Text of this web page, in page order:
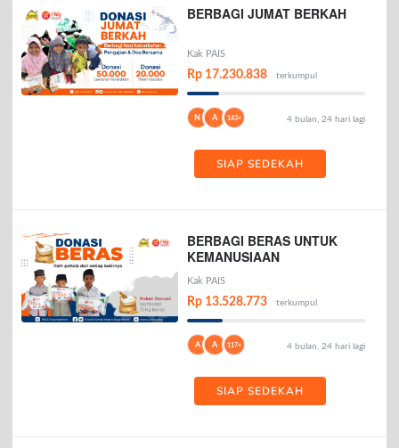
BERBAGI JUMAT BERKAH
Kak PAIS
Rp 17.230.838 terkumpul
N A 143+ 4 bulan, 24 hari lagi
SIAP SEDEKAH
BERBAGI BERAS UNTUK
KEMANUSIAAN
Kak PAIS
Rp 13.528.773 terkumpul
A A 117+ 4 bulan, 24 hari lagi
SIAP SEDEKAH